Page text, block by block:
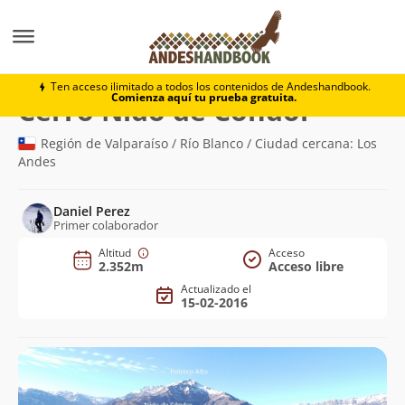
Ten acceso ilimitado a todos los contenidos de Andeshandbook.
Comienza aquí tu prueba gratuita.
Cerro Nido de Cóndor
Cerro Nido de Cóndor
Región de Valparaíso / Río Blanco / Ciudad cercana: Los
Andes
Daniel Perez
Primer colaborador
Altitud
2.352m
Acceso
Acceso libre
Actualizado el
15-02-2016